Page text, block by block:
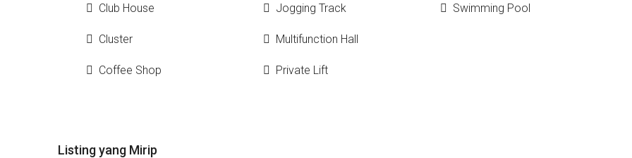
Club House
Cluster
Coffee Shop
Jogging Track
Multifunction Hall
Private Lift
Swimming Pool
Listing yang Mirip